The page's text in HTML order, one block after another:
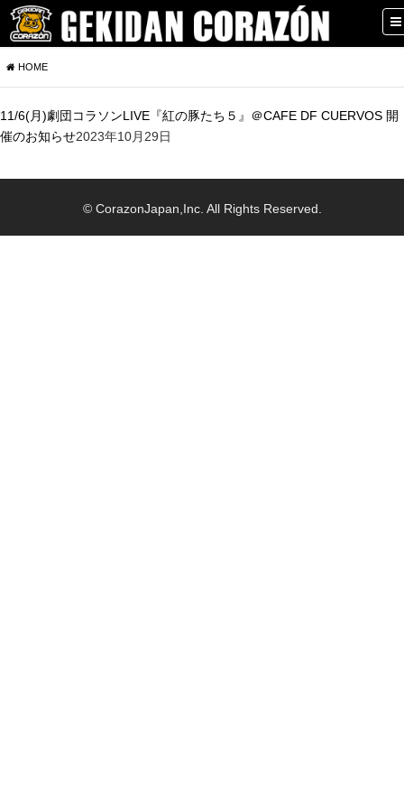
HOME
11/6(月)劇団コラソンLIVE『紅の豚たち５』＠CAFE DF CUERVOS 開
催のお知らせ2023年10月29日
© CorazonJapan,Inc. All Rights Reserved.